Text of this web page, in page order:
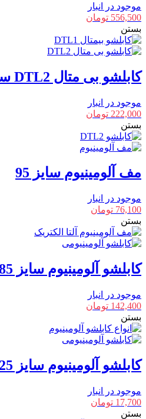
موجود در انبار
556,500 تومان
بستن
کابلشو بی متال DTL2 سایز 35 با سوراخ 12
موجود در انبار
222,000 تومان
بستن
مف آلومینیوم سایز 95
موجود در انبار
76,100 تومان
بستن
کابلشو آلومینیوم سایز 185
موجود در انبار
142,400 تومان
بستن
کابلشو آلومینیوم سایز 25
موجود در انبار
17,700 تومان
بستن